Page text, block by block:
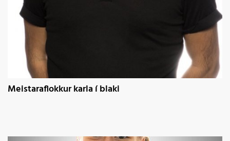
Meistaraflokkur karla í blaki